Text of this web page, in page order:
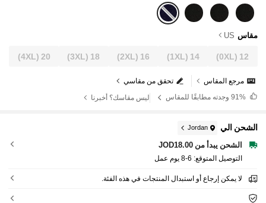
مقاس US
12
(0XL)
14
(1XL)
16
(2XL)
18
(3XL)
20
(4XL)
تحقق من مقاسي
مرجع المقاس
وجدته مطابقًا للمقاس ليس مقاسك؟ أخبرنا
الشحن الي Jordan
الشحن يبدأ من JOD18.00
التوصيل المتوقع: 6-8 يوم عمل
لا يمكن إرجاع أو استبدال المنتجات في هذه الفئة.